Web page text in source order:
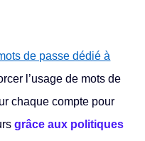
de passe dédié à
l’usage de mots de
chaque compte pour
grâce aux politiques